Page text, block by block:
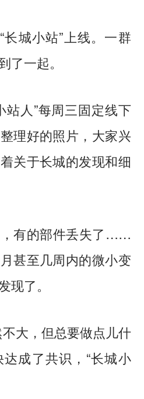
城小站”上线。一群
了一起。
人”每周三固定线下
理好的照片，大家兴
关于长城的发现和细
有的部件丢失了……
甚至几周内的微小变
现了。
大，但总要做点儿什
达成了共识，“长城小